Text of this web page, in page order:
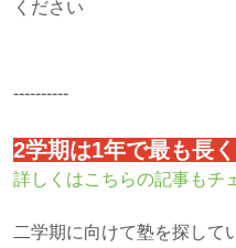
ください
----------
2学期は1年で最も長
詳しくはこちらの記事もチ
二学期に向けて塾を探して